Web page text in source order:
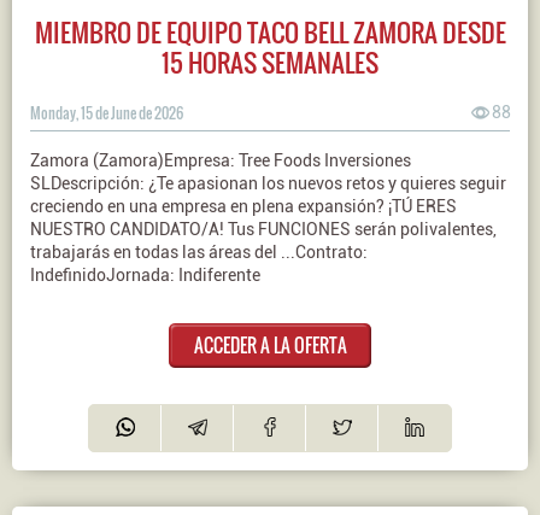
MIEMBRO DE EQUIPO TACO BELL ZAMORA DESDE
15 HORAS SEMANALES
Monday, 15 de June de 2026 88
Zamora (Zamora)Empresa: Tree Foods Inversiones
SLDescripción: ¿Te apasionan los nuevos retos y quieres seguir
creciendo en una empresa en plena expansión? ¡TÚ ERES
NUESTRO CANDIDATO/A! Tus FUNCIONES serán polivalentes,
trabajarás en todas las áreas del ...Contrato:
IndefinidoJornada: Indiferente
ACCEDER A LA OFERTA